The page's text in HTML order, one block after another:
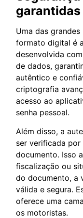
garantidas
Uma das
formato digital é
desenvolvida
de dados,
autêntico e
criptografia
acesso ao
senha pessoal.
Além disso, a
ser verificada por
documento. Isso
fiscalização ou
do documento, a
válida e segura.
oferece uma
os motoristas.